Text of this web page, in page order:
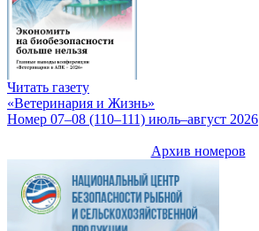
Читать газету
«Ветеринария и Жизнь»
Номер 07–08 (110–111) июль–август 2026
Архив номеров